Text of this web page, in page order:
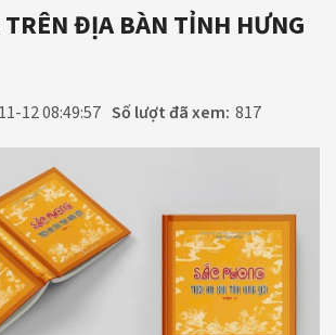
TRÊN ĐỊA BÀN TỈNH HƯNG
12 08:49:57 Số lượt đã xem: 817